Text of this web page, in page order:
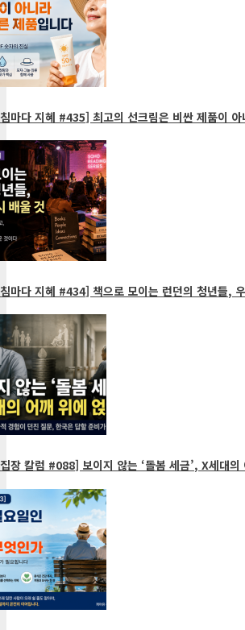
마다 지혜 #435] 최고의 선크림은 비싼 제품이 아
마다 지혜 #434] 책으로 모이는 런던의 청년들, 우
장 칼럼 #088] 보이지 않는 ‘돌봄 세금’, X세대의